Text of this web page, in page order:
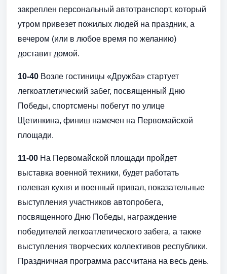
закреплен персональный автотранспорт, который
утром привезет пожилых людей на праздник, а
вечером (или в любое время по желанию)
доставит домой.
10-40 Возле гостиницы «Дружба» стартует
легкоатлетический забег, посвященный Дню
Победы, спортсмены побегут по улице
Щетинкина, финиш намечен на Первомайской
площади.
11-00 На Первомайской площади пройдет
выставка военной техники, будет работать
полевая кухня и военный привал, показательные
выступления участников автопробега,
посвященного Дню Победы, награждение
победителей легкоатлетического забега, а также
выступления творческих коллективов республики.
Праздничная программа рассчитана на весь день.